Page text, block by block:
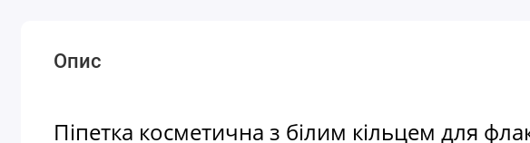
Опис
Піпетка косметична з білим кільцем для